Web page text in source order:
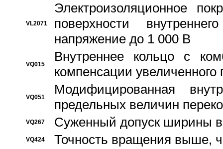
VL2071
Электроизоляционное
поверхности
напряжение до 1 000 В
VQ015
Bнутреннее кольцо с
компенсации увеличенного
VQ051
Модифицированная
предельных величин
VQ267 Суженный допуск ширины
VQ424 Точность вращения выше,